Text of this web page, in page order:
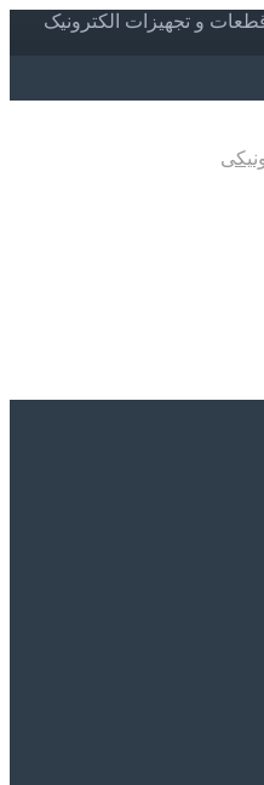
و تجهیزات الکترونیک